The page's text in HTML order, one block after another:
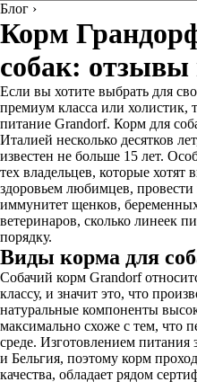
Блог ›
Корм
собак: отзывы
Если вы хотите выбрать для
премиум класса или холистик,
питание Grandorf. Корм для
Италией несколько десятков
известен не больше 15 лет.
тех владельцев, которые
здоровьем любимцев,
иммунитет щенков,
ветеринаров, сколько линеек
порядку.
Виды корма для
Собачий корм Grandorf
классу, и значит это, что
натуральные компоненты
максимально схоже с тем, что
среде. Изготовлением питания
и Бельгия, поэтому корм
качества, обладает рядом